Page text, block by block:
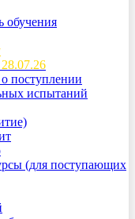
обучения
поступлении
испытаний
(для поступающих